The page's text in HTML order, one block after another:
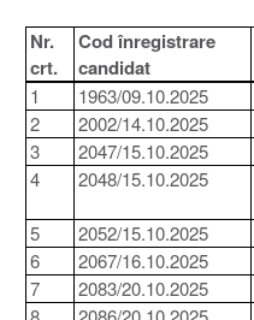
Nr.
crt.
Cod înregistrare
candidat
1 1963/09.10.2025
2
2002/14.10.2025
3
2047/15.10.2025
4
2048/15.10.2025
5 2052/15.10.2025
6
2067/16.10.2025
7
2083/20.10.2025